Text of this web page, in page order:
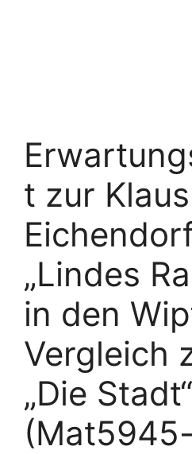
t zur
„Lindes
in den
Vergleich
„Die Stadt“